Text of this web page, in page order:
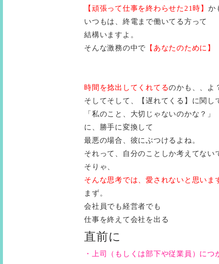
【頑張って仕事を終わらせた21時】 か
いつもは、終電まで働いてる方って
結構いますよ。
そんな激務の中で 【あなたのために】
時間を捻出してくれてるのかも、、よ
そしてそして、【遅れてくる】に関し
「私のこと、大切じゃないのかな？」
に、勝手に変換して
最悪の場合、彼にぶつけるよね。
それって、自分のことしか考えてない
そりゃ、
そんな思考では、愛されないと思いま
まず。
会社員でも経営者でも
仕事を終えて会社を出る
直前に
・上司（もしくは部下や従業員）につ